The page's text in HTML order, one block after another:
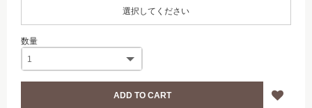
選択してください